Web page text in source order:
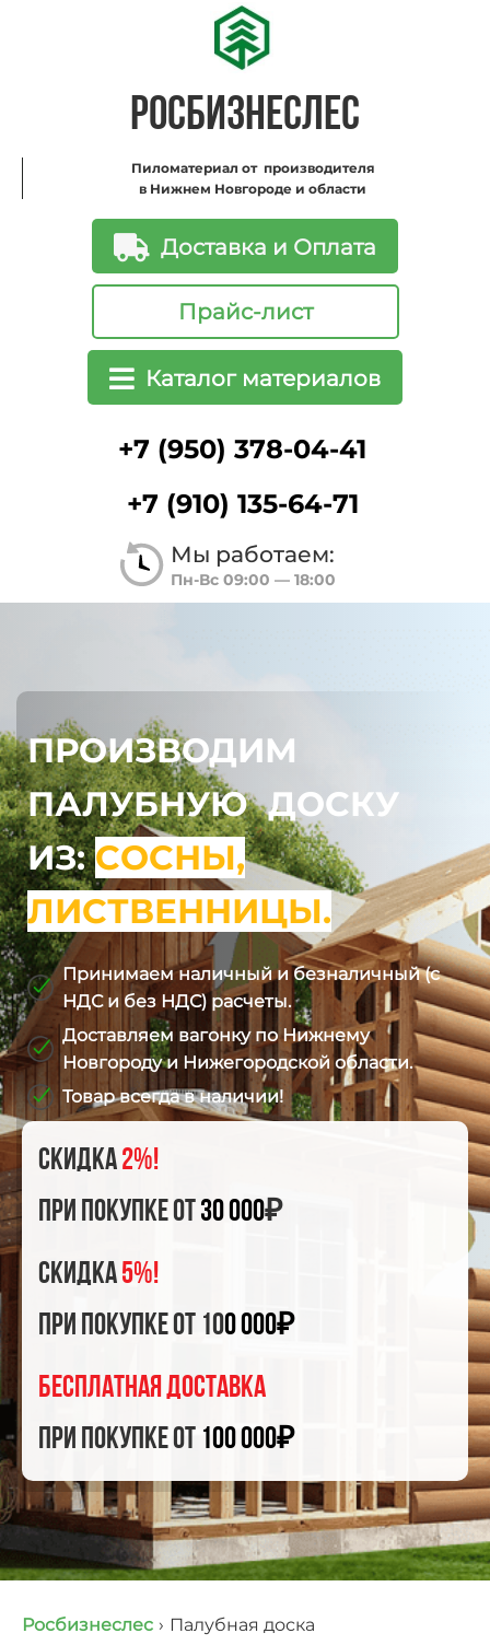
РОСБИЗНЕСЛЕС
Пиломатериал от производителя
в Нижнем Новгороде и области
Доставка и Оплата
Прайс-лист
Каталог материалов
+7 (950) 378-04-41
+7 (910) 135-64-71
Мы работаем:
Пн-Вс 09:00 — 18:00
ПРОИЗВОДИМ
ПАЛУБНУЮ ДОСКУ
ИЗ:СОСНЫ,
ЛИСТВЕННИЦЫ.
Принимаем наличный и безналичный (с
НДС и без НДС) расчеты.
Доставляем вагонку по Нижнему
Новгороду и Нижегородской области.
Товар всегда в наличии!
Скидка2%!
при покупке от30 000₽
Скидка5%!
при покупке от 100 000₽
БЕСПЛАТНАЯ ДОСТАВКА
при покупке от 100 000₽
Росбизнеслес › Палубная доска